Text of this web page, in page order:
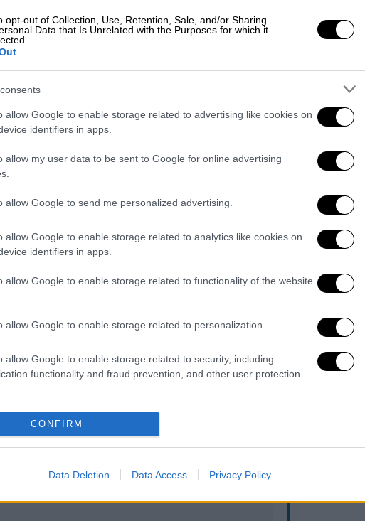
opt-out of Collection, Use, Retention, Sale, and/or Sharing
Data that Is Unrelated with the Purposes for which it
allow Google to enable storage related to advertising like cookies on
identifiers in apps.
allow my user data to be sent to Google for online advertising
allow Google to send me personalized advertising.
allow Google to enable storage related to analytics like cookies on
identifiers in apps.
allow Google to enable storage related to functionality of the website
allow Google to enable storage related to personalization.
allow Google to enable storage related to security, including
functionality and fraud prevention, and other user protection.
CONFIRM
Data Deletion Data Access Privacy Policy
για εκεχειρία - Θέτει δικούς
μάρτυρες, βιντεοσκόπησε την επίθεση
με γραμμένο «vendetta» (εκδίκηση) και
καθηγητής και δυο διοικητικοί
τσέπη του και ένα
όπως προβλέπεται σε, αυτές τις
ψυχολόγων και στη συνέχεια οι
από το σχολείο πριν την κανονική ώρα
λόγο ο 13χρονος επιτέθηκεστην
ΕΘΝΟΣ θα παρεμβαίνει και τα προσβλητικά σχόλια θα